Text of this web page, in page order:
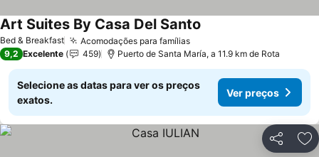
Bed & Breakfast Acomodações para famíliasVer preços
Art Suites By Casa Del Santo
9,2 Excelente 459 Puerto de Santa María, a 11.9 km de Rota
Selecione as datas para ver os preços
exatos.
Ver preços
Partilhar